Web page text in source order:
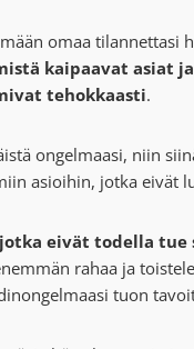
omaa tilannettasi
kaipaavat
tehokkaasti.
ongelmaasi, niin
asioihin, jotka eivät
eivät todella
rahaa ja
tuon